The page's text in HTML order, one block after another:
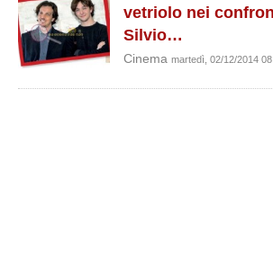
vetriolo nei
Silvio…
Cinema martedì, 02/12/2014